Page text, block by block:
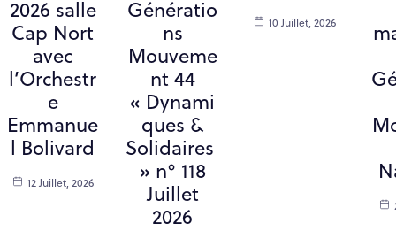
2026 salle
Cap Nort
avec
l’Orchestr
e
Emmanue
l Bolivard
12 Juillet, 2026
Génératio
ns
Mouveme
nt 44
« Dynami
ques &
Solidaires
» n° 118
Juillet
2026
10 Juillet, 2026